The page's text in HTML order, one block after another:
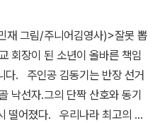
궁금하시죠? 결과를 확인하고
을 찾아 터치해 주세요. 그러면
는 금도끼 전교 회장이 배송될
이 전교 회장이라니…….”열이가
. 다른 아이들도 나를 한심하게
내 몸을 친친 감는 듯했다. 끈
모습이아들은 멋지다고 하더라
다면어떤 공약을 하고 싶냐고
대화가 마무리되서 조금 허무했
찰해보는 마음에 대해서는 얘
재 그림/주니어김영사)>잘못 뽑
회장이 된 소년이 올바른 책임
선거
낙선자.그의 단짝 산호와 동기
나라 최고의 코